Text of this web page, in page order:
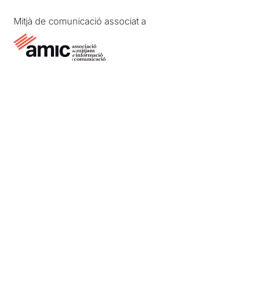
Mitjà de comunicació associat a